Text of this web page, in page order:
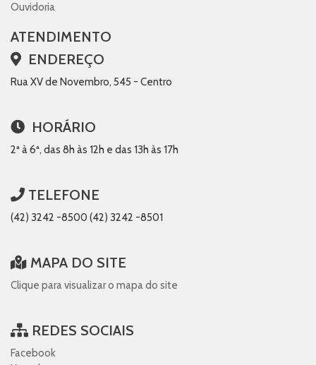
Ouvidoria
ATENDIMENTO
ENDEREÇO
Rua XV de Novembro, 545 - Centro
HORÁRIO
2ª à 6ª, das 8h às 12h e das 13h às 17h
TELEFONE
(42) 3242 -8500 (42) 3242 -8501
MAPA DO SITE
Clique para visualizar o mapa do site
REDES SOCIAIS
Facebook